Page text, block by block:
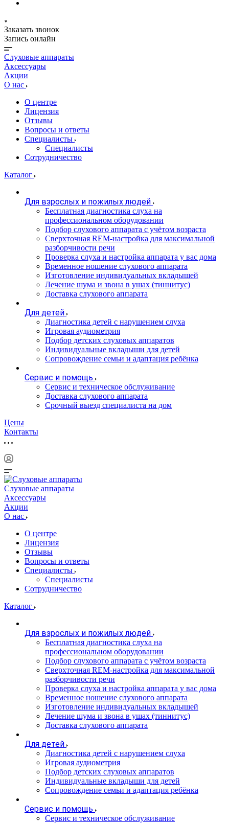
Заказать звонок
Запись онлайн
Слуховые аппараты
Аксессуары
Акции
О нас
О центре
Лицензия
Отзывы
Вопросы и ответы
Специалисты
Специалисты
Сотрудничество
Каталог
Для взрослых и пожилых людей
Бесплатная диагностика слуха на
профессиональном оборудовании
Подбор слухового аппарата с учётом возраста
Сверхточная REM-настройка для максимальной
разборчивости речи
Проверка слуха и настройка аппарата у вас дома
Временное ношение слухового аппарата
Изготовление индивидуальных вкладышей
Лечение шума и звона в ушах (тиннитус)
Доставка слухового аппарата
Для детей
Диагностика детей с нарушением слуха
Игровая аудиометрия
Подбор детских слуховых аппаратов
Индивидуальные вкладыши для детей
Сопровождение семьи и адаптация ребёнка
Сервис и помощь
Сервис и техническое обслуживание
Доставка слухового аппарата
Срочный выезд специалиста на дом
Цены
Контакты
Слуховые аппараты
Аксессуары
Акции
О нас
О центре
Лицензия
Отзывы
Вопросы и ответы
Специалисты
Специалисты
Сотрудничество
Каталог
Для взрослых и пожилых людей
Бесплатная диагностика слуха на
профессиональном оборудовании
Подбор слухового аппарата с учётом возраста
Сверхточная REM-настройка для максимальной
разборчивости речи
Проверка слуха и настройка аппарата у вас дома
Временное ношение слухового аппарата
Изготовление индивидуальных вкладышей
Лечение шума и звона в ушах (тиннитус)
Доставка слухового аппарата
Для детей
Диагностика детей с нарушением слуха
Игровая аудиометрия
Подбор детских слуховых аппаратов
Индивидуальные вкладыши для детей
Сопровождение семьи и адаптация ребёнка
Сервис и помощь
Сервис и техническое обслуживание